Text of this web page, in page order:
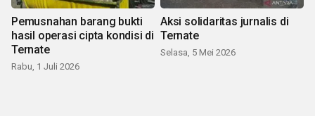
Pemusnahan barang bukti
hasil operasi cipta kondisi di
Ternate
Rabu, 1 Juli 2026
Aksi solidaritas jurnalis di
Ternate
Selasa, 5 Mei 2026